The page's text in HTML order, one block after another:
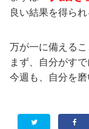
良い結果を得ら
万が一に備える
まず、自分がす
今週も、自分を磨